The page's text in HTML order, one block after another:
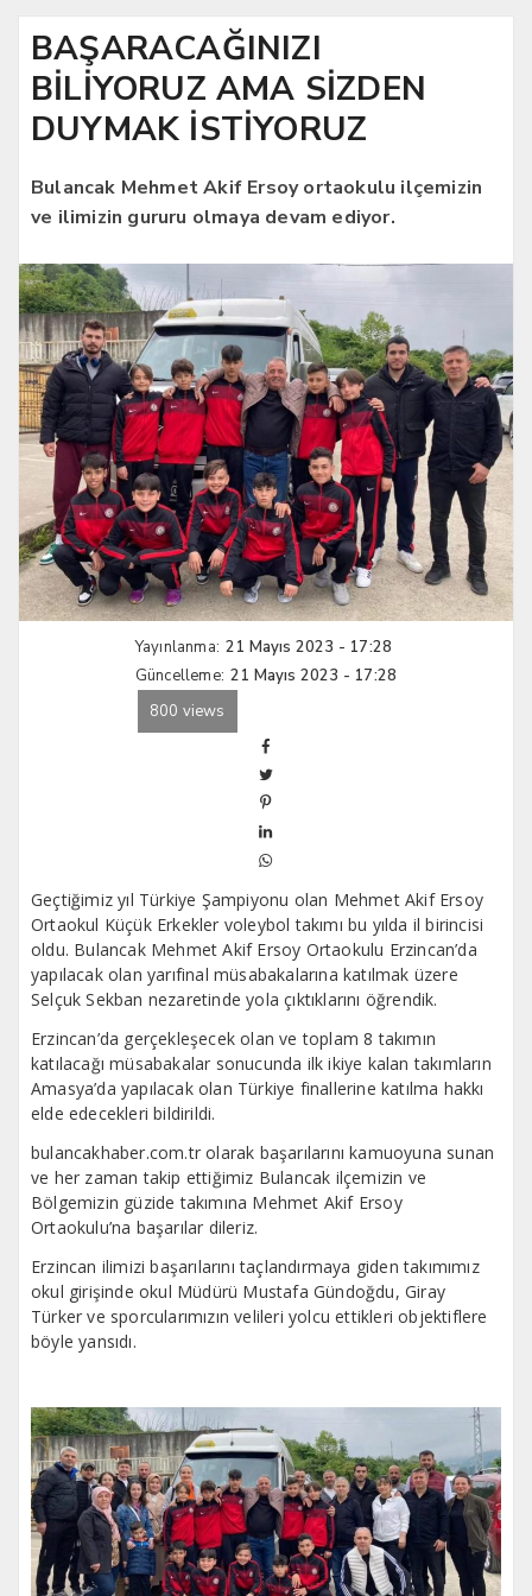
BAŞARACAĞINIZI
BİLİYORUZ AMA SİZDEN
DUYMAK İSTİYORUZ
Bulancak Mehmet Akif Ersoy ortaokulu ilçemizin
ve ilimizin gururu olmaya devam ediyor.
Yayınlanma: 21 Mayıs 2023 - 17:28
Güncelleme: 21 Mayıs 2023 - 17:28
800 views
Geçtiğimiz yıl Türkiye Şampiyonu olan Mehmet Akif Ersoy
Ortaokul Küçük Erkekler voleybol takımı bu yılda il birincisi
oldu. Bulancak Mehmet Akif Ersoy Ortaokulu Erzincan’da
yapılacak olan yarıfinal müsabakalarına katılmak üzere
Selçuk Sekban nezaretinde yola çıktıklarını öğrendik.
Erzincan’da gerçekleşecek olan ve toplam 8 takımın
katılacağı müsabakalar sonucunda ilk ikiye kalan takımların
Amasya’da yapılacak olan Türkiye finallerine katılma hakkı
elde edecekleri bildirildi.
bulancakhaber.com.tr olarak başarılarını kamuoyuna sunan
ve her zaman takip ettiğimiz Bulancak ilçemizin ve
Bölgemizin güzide takımına Mehmet Akif Ersoy
Ortaokulu’na başarılar dileriz.
Erzincan ilimizi başarılarını taçlandırmaya giden takımımız
okul girişinde okul Müdürü Mustafa Gündoğdu, Giray
Türker ve sporcularımızın velileri yolcu ettikleri objektiflere
böyle yansıdı.